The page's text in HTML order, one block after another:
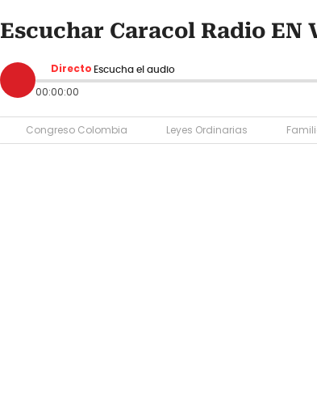
Escuchar Caracol Radio EN
Directo Escucha el audio
00:00:00
Congreso Colombia Leyes Ordinarias